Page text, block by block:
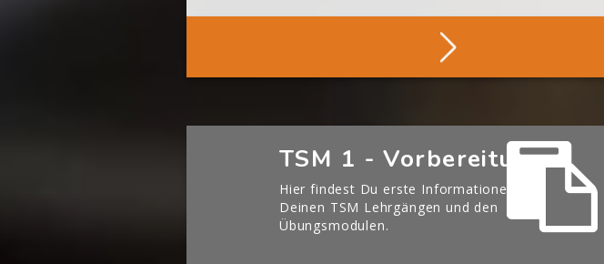
Mehr Über Die BGHM
TSM 1 - Vorbereitung
Hier findest Du erste Informationen zu
Deinen TSM Lehrgängen und den
Übungsmodulen.